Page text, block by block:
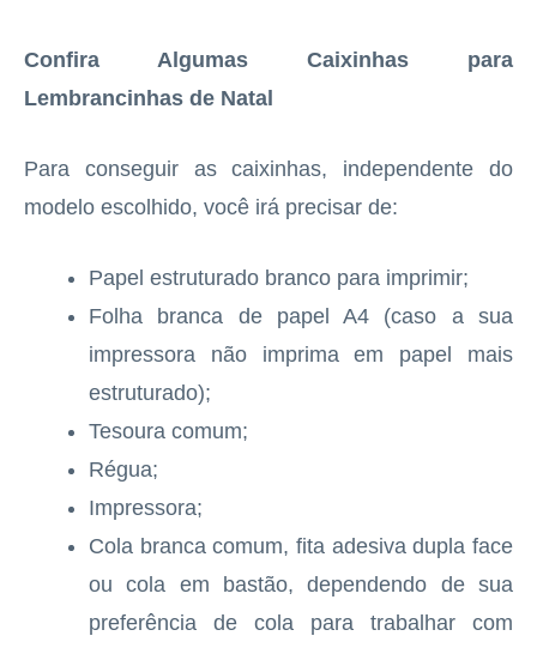
Confira Algumas Caixinhas para
Lembrancinhas de Natal
Para conseguir as caixinhas, independente do
modelo escolhido, você irá precisar de:
Papel estruturado branco para imprimir;
Folha branca de papel A4 (caso a sua
impressora não imprima em papel mais
estruturado);
Tesoura comum;
Régua;
Impressora;
Cola branca comum, fita adesiva dupla face
ou cola em bastão, dependendo de sua
preferência de cola para trabalhar com